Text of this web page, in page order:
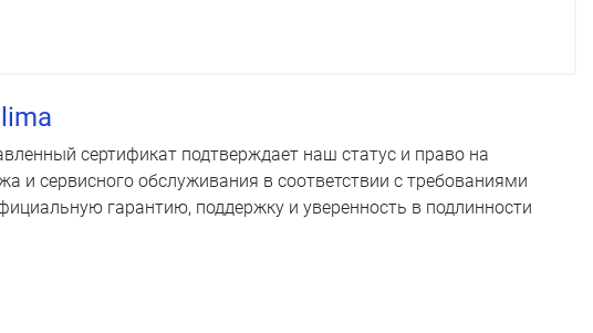
сертификат подтверждает наш статус и право на
и сервисного обслуживания в соответствии с требованиями
гарантию, поддержку и уверенность в подлинности